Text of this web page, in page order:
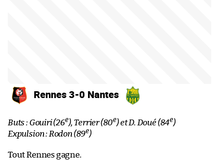
Rennes 3-0 Nantes
Buts : Gouiri (26e), Terrier (80e) et D. Doué (84e)
Expulsion : Rodon (89e)
Tout Rennes gagne.